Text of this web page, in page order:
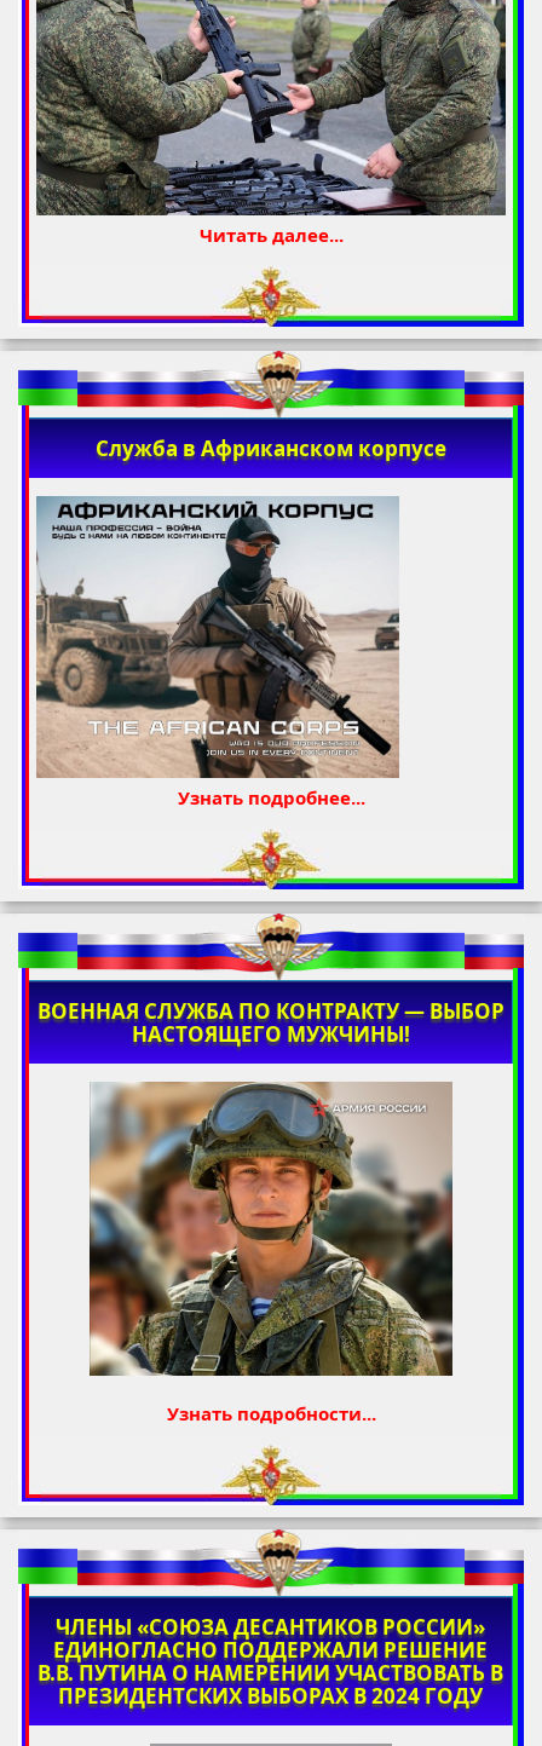
Читать далее...
Служба в Африканском корпусе
Узнать подробнее...
ВОЕННАЯ СЛУЖБА ПО КОНТРАКТУ — ВЫБОР
НАСТОЯЩЕГО МУЖЧИНЫ!
Узнать подробности...
ЧЛЕНЫ «СОЮЗА ДЕСАНТИКОВ РОССИИ»
ЕДИНОГЛАСНО ПОДДЕРЖАЛИ РЕШЕНИЕ
В.В. ПУТИНА О НАМЕРЕНИИ УЧАСТВОВАТЬ В
ПРЕЗИДЕНТСКИХ ВЫБОРАХ В 2024 ГОДУ